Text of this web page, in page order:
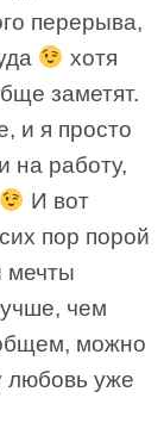
перерыва,
хотя
заметят.
и я просто
на работу,
И вот
пор порой
мечты
чем
можно
любовь уже